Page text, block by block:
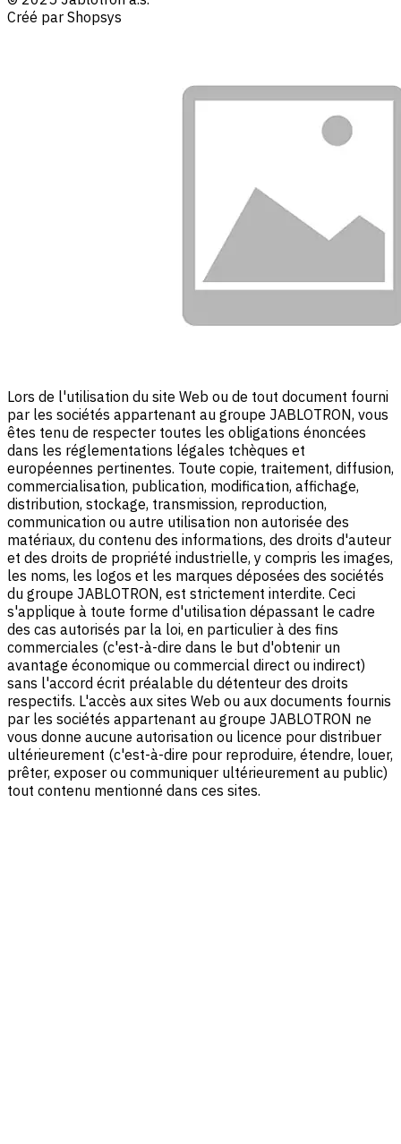
Créé par Shopsys
Lors de l'utilisation du site Web ou de tout document fourni
par les sociétés appartenant au groupe JABLOTRON, vous
êtes tenu de respecter toutes les obligations énoncées
dans les réglementations légales tchèques et
européennes pertinentes. Toute copie, traitement, diffusion,
commercialisation, publication, modification, affichage,
distribution, stockage, transmission, reproduction,
communication ou autre utilisation non autorisée des
matériaux, du contenu des informations, des droits d'auteur
et des droits de propriété industrielle, y compris les images,
les noms, les logos et les marques déposées des sociétés
du groupe JABLOTRON, est strictement interdite. Ceci
s'applique à toute forme d'utilisation dépassant le cadre
des cas autorisés par la loi, en particulier à des fins
commerciales (c'est-à-dire dans le but d'obtenir un
avantage économique ou commercial direct ou indirect)
sans l'accord écrit préalable du détenteur des droits
respectifs. L'accès aux sites Web ou aux documents fournis
par les sociétés appartenant au groupe JABLOTRON ne
vous donne aucune autorisation ou licence pour distribuer
ultérieurement (c'est-à-dire pour reproduire, étendre, louer,
prêter, exposer ou communiquer ultérieurement au public)
tout contenu mentionné dans ces sites.